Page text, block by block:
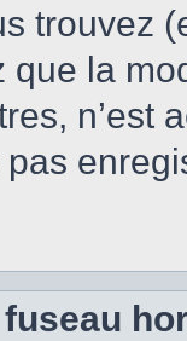
trouvez
que la
n’est